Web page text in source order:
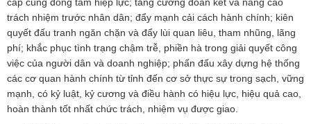
cấp cùng đồng tâm hiệp lực; tăng cường đoàn kết và nâng cao
trách nhiệm trước nhân dân; đẩy mạnh cải cách hành chính; kiên
quyết đấu tranh ngăn chặn và đẩy lùi quan liêu, tham nhũng, lãng
phí; khắc phục tình trạng chậm trễ, phiền hà trong giải quyết công
việc của người dân và doanh nghiệp; phấn đấu xây dựng hệ thống
các cơ quan hành chính từ tỉnh đến cơ sở thực sự trong sạch, vững
mạnh, có kỷ luật, kỷ cương và điều hành có hiệu lực, hiệu quả cao,
hoàn thành tốt nhất chức trách, nhiệm vụ được giao.